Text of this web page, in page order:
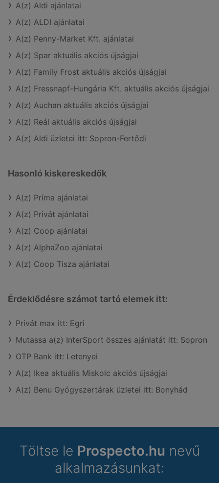
A(z) Aldi ajánlatai
A(z) ALDI ajánlatai
A(z) Penny-Market Kft. ajánlatai
A(z) Spar aktuális akciós újságjai
A(z) Family Frost aktuális akciós újságjai
A(z) Fressnapf-Hungária Kft. aktuális akciós újságjai
A(z) Auchan aktuális akciós újságjai
A(z) Reál aktuális akciós újságjai
A(z) Aldi üzletei itt: Sopron-Fertődi
Hasonló kiskereskedők
A(z) Príma ajánlatai
A(z) Privát ajánlatai
A(z) Coop ajánlatai
A(z) AlphaZoo ajánlatai
A(z) Coop Tisza ajánlatai
Érdeklődésre számot tartó elemek itt:
Privát max itt: Egri
Mutassa a(z) InterSport összes ajánlatát itt: Sopron
OTP Bank itt: Letenyei
A(z) Ikea aktuális Miskolc akciós újságjai
A(z) Benu Gyógyszertárak üzletei itt: Bonyhád
Töltse le Prospecto.hu nevű
alkalmazásunkat: